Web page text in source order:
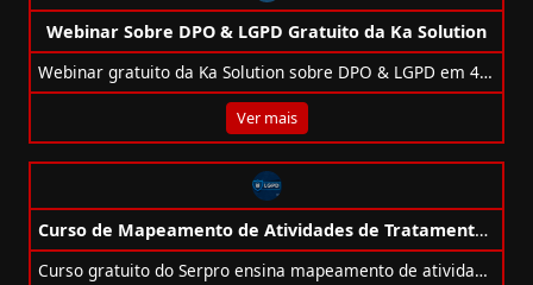
Webinar Sobre DPO & LGPD Gratuito da Ka Solution
Webinar gratuito da Ka Solution sobre DPO & LGPD em 4/10, às 08h30. Entenda a lei, boas práticas e o papel do Encarregado de Dados.
Ver mais
Curso de Mapeamento de Atividades de Tratamento de Dados Pessoais (LGPD) Gratuito
Curso gratuito do Serpro ensina mapeamento de atividades de dados pessoais conforme LGPD. Carga horária de 6h com certificado online.